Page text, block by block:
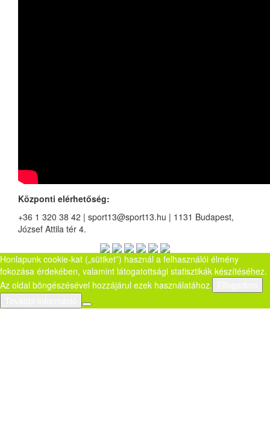
Központi elérhetőség:
+36 1 320 38 42 | sport13@sport13.hu | 1131 Budapest,
József Attila tér 4.
Honlapunk cookie-kat („sütiket”) használ a felhasználói élmény
fokozása érdekében, valamint látogatottsági statisztikák készítéséhez.
Az oldal böngészésével hozzájárul ezek használatához.